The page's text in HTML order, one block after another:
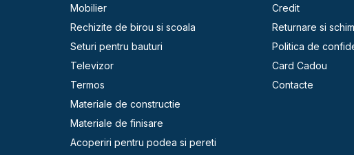
Mobilier
Rechizite de birou si scoala
Seturi pentru bauturi
Televizor
Termos
Materiale de constructie
Materiale de finisare
Acoperiri pentru podea si pereti
Credit
Returnare si
Politica de
Card Cadou
Contacte